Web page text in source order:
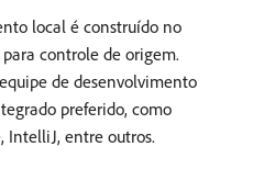
local é construído no
controle de origem.
de desenvolvimento
preferido, como
IntelliJ, entre outros.